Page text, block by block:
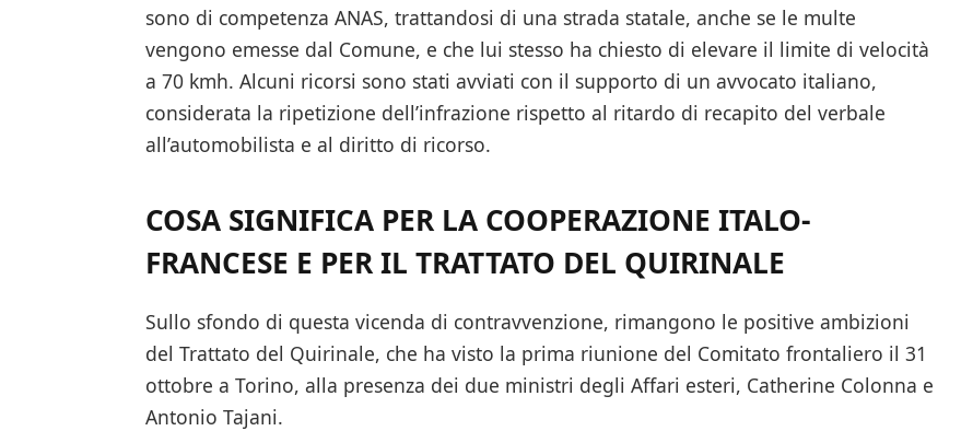
sono di competenza ANAS, trattandosi di una strada statale, anche se le multe
vengono emesse dal Comune, e che lui stesso ha chiesto di elevare il limite di velocità
a 70 kmh. Alcuni ricorsi sono stati avviati con il supporto di un avvocato italiano,
considerata la ripetizione dell’infrazione rispetto al ritardo di recapito del verbale
all’automobilista e al diritto di ricorso.
COSA SIGNIFICA PER LA COOPERAZIONE ITALO-
FRANCESE E PER IL TRATTATO DEL QUIRINALE
Sullo sfondo di questa vicenda di contravvenzione, rimangono le positive ambizioni
del Trattato del Quirinale, che ha visto la prima riunione del Comitato frontaliero il 31
ottobre a Torino, alla presenza dei due ministri degli Affari esteri, Catherine Colonna e
Antonio Tajani.